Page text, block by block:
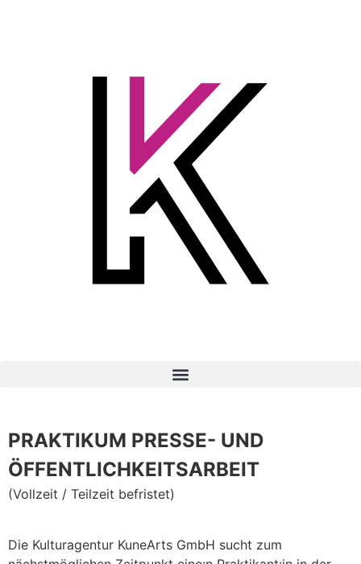
PRAKTIKUM PRESSE- UND
ÖFFENTLICHKEITSARBEIT
(Vollzeit / Teilzeit befristet)
Die Kulturagentur KuneArts GmbH sucht zum